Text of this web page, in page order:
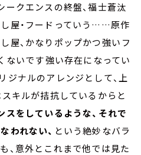
ークエンスの終盤、福士蒼汰
屋・フードっていう……原作
、かなりポップかつ強い――フ
いです――強い存在になってい
ジナルのアレンジとして、上
キルが拮抗しているからと
スをしているような、それで
われない、 という絶妙なバラ
、意外とこれまで他では見た